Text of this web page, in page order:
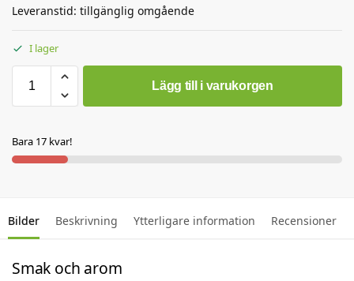
Leveranstid: tillgänglig omgående
I lager
Lägg till i varukorgen
Bara 17 kvar!
Bilder Beskrivning Ytterligare information Recensioner
Smak och arom